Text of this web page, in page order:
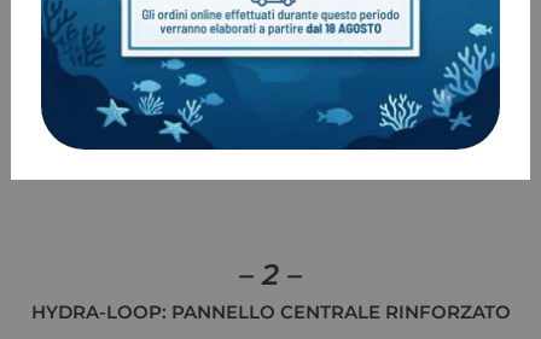
Comunementetutte le pinne sub riducono l’AOA
quando si imprime più forza nella pinneggiata,
mentre le Seawings Supernova lo aumentano,
regalando la massima potenza di spinta quando ne
– 2 –
HYDRA-LOOP: PANNELLO CENTRALE RINFORZATO